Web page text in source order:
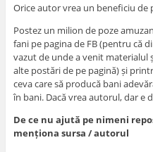
Orice autor vrea un beneficiu de
Postez un milion de poze
fani pe pagina de FB (pentru că
vazut de unde a venit materialul
alte postări de pe pagină) și
ceva care să producă bani
în bani. Dacă vrea autorul, dar e
De ce nu ajută pe nimeni
menționa sursa / autorul